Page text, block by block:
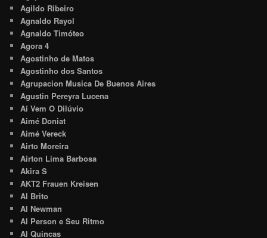
Agildo Ribeiro
Agnaldo Rayol
Agnaldo Timóteo
Agora 4
Agostinho de Matos
Agostinho dos Santos
Agrupacion Musica De Buenos Aires
Agustin Pereyra Lucena
Aí Vem O Dilúvio
Aimé Doniat
Aimé Vereck
Airto Moreira
Airton Lima Barbosa
Akira S
AKT2 Frauen Kreisen
Al Brito
Al Newman
Al Person e Seu Ritmo
Al Quincas